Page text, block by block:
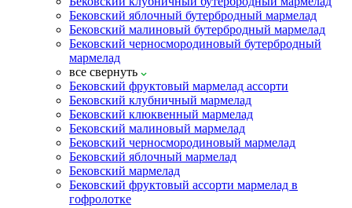
Бековский яблочный бутербродный мармелад
Бековский малиновый бутербродный мармелад
Бековский черносмородиновый бутербродный
мармелад
все свернуть
Бековский фруктовый мармелад ассорти
Бековский клубничный мармелад
Бековский клюквенный мармелад
Бековский малиновый мармелад
Бековский черносмородиновый мармелад
Бековский яблочный мармелад
Бековский мармелад
Бековский фруктовый ассорти мармелад в
гофролотке